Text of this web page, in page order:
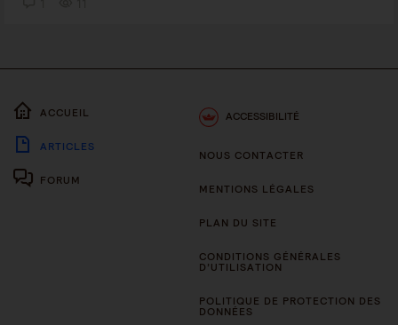
ACCUEIL
ARTICLES
FORUM
ACCESSIBILITÉ
NOUS CONTACTER
MENTIONS LÉGALES
PLAN DU SITE
CONDITIONS GÉNÉRALES
D’UTILISATION
POLITIQUE DE PROTECTION DES
DONNÉES